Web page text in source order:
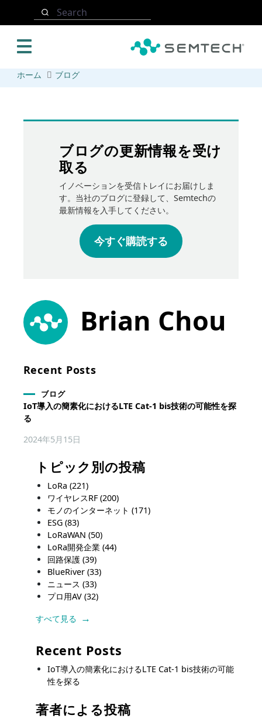
Search
ホーム ブログ
ブログの更新情報を受け
取る
イノベーションを受信トレイにお届けしま
す。当社のブログに登録して、Semtechの
最新情報を入手してください。
今すぐ購読する
Brian Chou
Recent Posts
ブログ
IoT導入の簡素化におけるLTE Cat-1 bis技術の可能性を探
る
2024年5月15日
トピック別の投稿
LoRa(221)
ワイヤレスRF(200)
モノのインターネット(171)
ESG(83)
LoRaWAN(50)
LoRa開発企業(44)
回路保護(39)
BlueRiver(33)
ニュース(33)
プロ用AV(32)
すべて見る
Recent Posts
IoT導入の簡素化におけるLTE Cat-1 bis技術の可能
性を探る
著者による投稿